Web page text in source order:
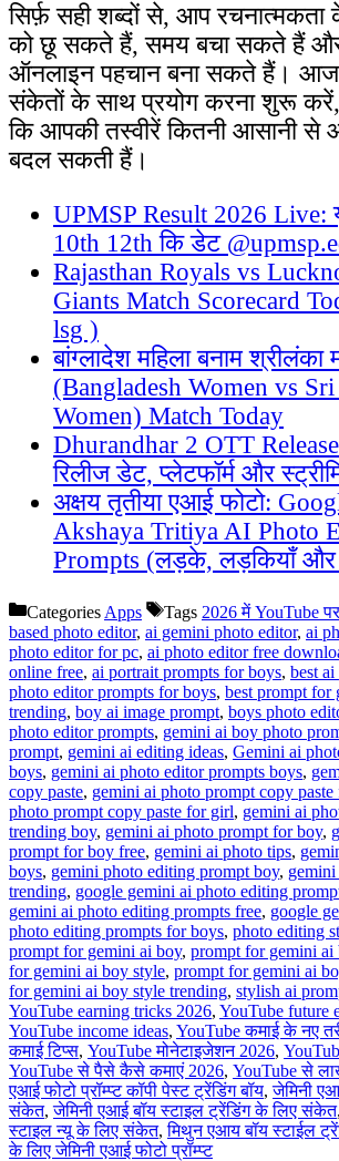
सिर्फ़ सही शब्दों से, आप
को छू सकते हैं, समय बचा सकते हैं
ऑनलाइन पहचान बना सकते हैं। आज
संकेतों के साथ प्रयोग करना शुरू
कि आपकी तस्वीरें कितनी आसानी से
बदल सकती हैं।
UPMSP Result 2026 Live:
10th 12th कि डेट
Rajasthan Royals vs
Giants Match Scorecard
lsg )
बांग्लादेश महिला बनाम श्रीलंका
(Bangladesh Women vs
Women) Match Today
Dhurandhar 2 OTT Release:
रिलीज डेट, प्लेटफॉर्म और
अक्षय तृतीया एआई फोटो:
Akshaya Tritiya AI Photo
Prompts (लड़के, लड़कियाँ
Categories Apps Tags 2026 में YouTube
based photo editor, ai gemini photo editor, ai
photo editor for pc, ai photo editor free
online free, ai portrait prompts for boys, best
photo editor prompts for boys, best prompt for
trending, boy ai image prompt, boys photo
photo editor prompts, gemini ai boy photo
prompt, gemini ai editing ideas, Gemini ai
boys, gemini ai photo editor prompts boys,
copy paste, gemini ai photo prompt copy paste
photo prompt copy paste for girl, gemini ai
trending boy, gemini ai photo prompt for boy,
prompt for boy free, gemini ai photo tips,
boys, gemini photo editing prompt boy,
trending, google gemini ai photo editing
gemini ai photo editing prompts free, google
photo editing prompts for boys, photo editing
prompt for gemini ai boy, prompt for gemini ai
for gemini ai boy style, prompt for gemini ai
for gemini ai boy style trending, stylish ai
YouTube earning tricks 2026, YouTube future
YouTube income ideas, YouTube कमाई के नए
कमाई टिप्स, YouTube मोनेटाइजेशन 2026,
YouTube से पैसे कैसे कमाएं 2026, YouTube से
एआई फोटो प्रॉम्प्ट कॉपी पेस्ट ट्रेंडिंग बॉय,जेमिनी
संकेत,जेमिनी एआई बॉय स्टाइल ट्रेंडिंग के लिए संकेत
स्टाइल न्यू के लिए संकेत,मिथुन एआय बॉय स्टाईल
के लिए जेमिनी एआई फोटो प्रॉम्प्ट